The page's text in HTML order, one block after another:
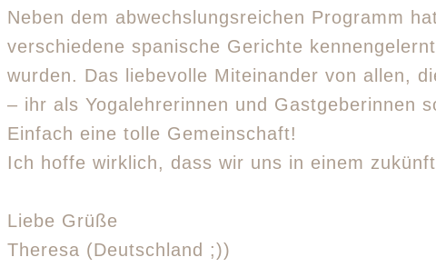
Neben dem abwechslungsreichen Programm
verschiedene spanische Gerichte
wurden. Das liebevolle Miteinander von allen,
– ihr als Yogalehrerinnen und Gastgeberinnen
Einfach eine tolle Gemeinschaft!
Ich hoffe wirklich, dass wir uns in einem
Liebe Grüße
Theresa (Deutschland ;))